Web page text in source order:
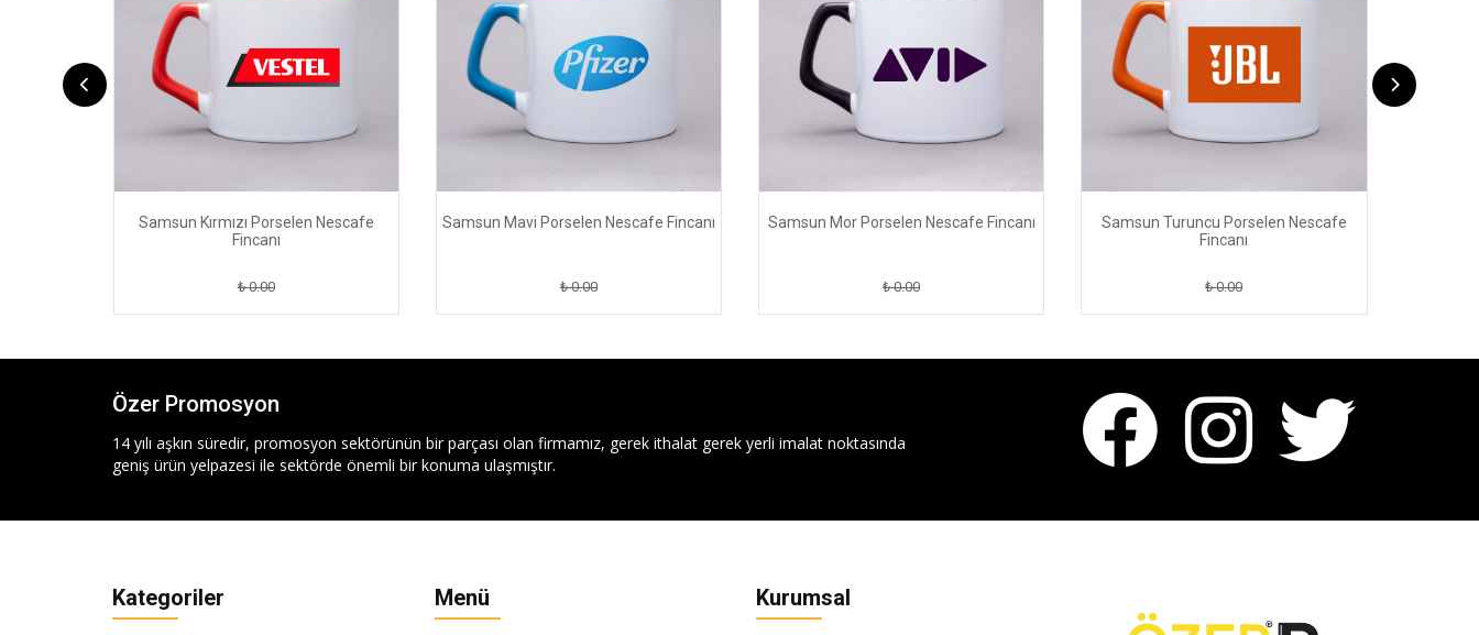
Samsun Kırmızı Porselen Nescafe
Fincanı
₺ 0.00
Samsun Mavi Porselen Nescafe Fincanı
₺ 0.00
Samsun Mor Porselen Nescafe Fincanı
₺ 0.00
Samsun Turuncu Porselen Nescafe
Fincanı
₺ 0.00
Özer Promosyon
14 yılı aşkın süredir, promosyon sektörünün bir parçası olan firmamız, gerek ithalat gerek yerli imalat noktasında
geniş ürün yelpazesi ile sektörde önemli bir konuma ulaşmıştır.
Kategoriler Menü Kurumsal